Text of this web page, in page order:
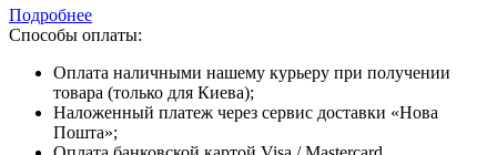
Подробнее
Способы оплаты:
Оплата наличными нашему курьеру при получении
товара (только для Киева);
Наложенный платеж через сервис доставки «Нова
Пошта»;